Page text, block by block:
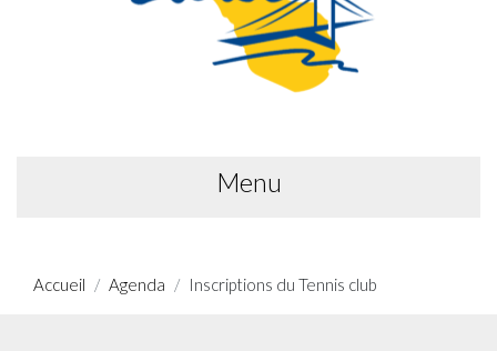
Menu
Accueil Agenda Inscriptions du Tennis club